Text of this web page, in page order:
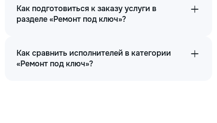
Как подготовиться к заказу услуги в
разделе «Ремонт под ключ»?
Как сравнить исполнителей в категории
«Ремонт под ключ»?